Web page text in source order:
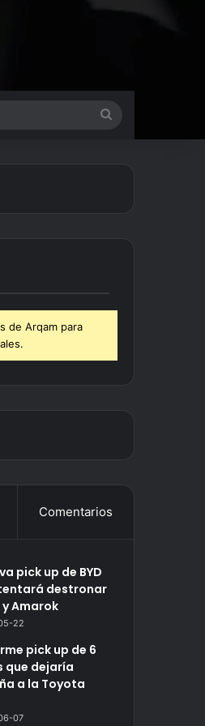
de Arqam para
Comentarios
pick up de BYD
destronar
y Amarok
22
pick up de 6
que dejaría
a la Toyota
07